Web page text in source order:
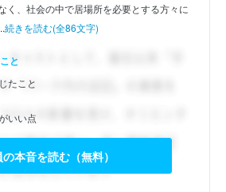
く、社会の中で居場所を必要とする方々に
続きを読む(全86文字)
と
たこと
いい点
本音を読む（無料）